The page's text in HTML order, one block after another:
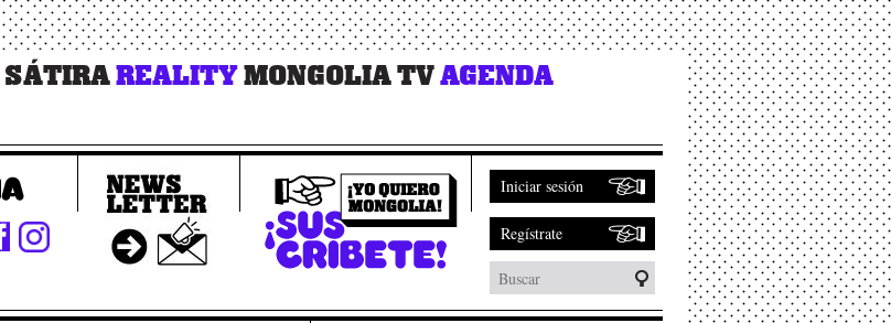
SÁTIRAREALITYMONGOLIA TVAGENDA
Iniciar sesión
Regístrate